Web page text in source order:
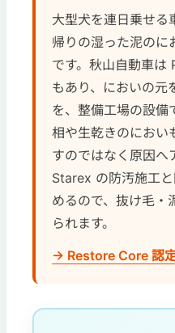
大型犬を連日乗せる
帰りの湿った泥のに
です。秋山自動車
もあり、においの元
を、整備工場の設備
相や生乾きのにおい
すのではなく原因へ
Starex の防汚施工
めるので、抜け毛・
られます。
→ Restore Core 認